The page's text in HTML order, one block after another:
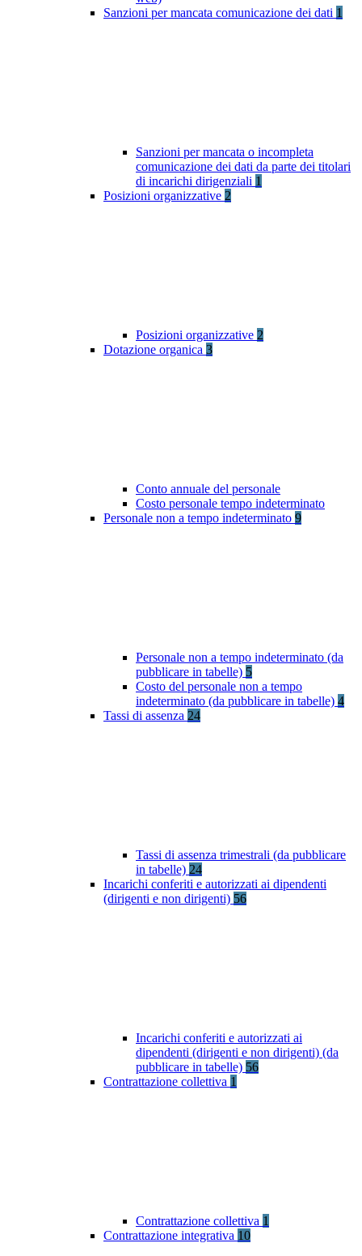
Sanzioni per mancata comunicazione dei dati 1
Sanzioni per mancata o incompleta
comunicazione dei dati da parte dei titolari
di incarichi dirigenziali 1
Posizioni organizzative 2
Posizioni organizzative 2
Dotazione organica 3
Conto annuale del personale
Costo personale tempo indeterminato
Personale non a tempo indeterminato 9
Personale non a tempo indeterminato (da
pubblicare in tabelle) 5
Costo del personale non a tempo
indeterminato (da pubblicare in tabelle) 4
Tassi di assenza 24
Tassi di assenza trimestrali (da pubblicare
in tabelle) 24
Incarichi conferiti e autorizzati ai dipendenti
(dirigenti e non dirigenti) 56
Incarichi conferiti e autorizzati ai
dipendenti (dirigenti e non dirigenti) (da
pubblicare in tabelle) 56
Contrattazione collettiva 1
Contrattazione collettiva 1
Contrattazione integrativa 10